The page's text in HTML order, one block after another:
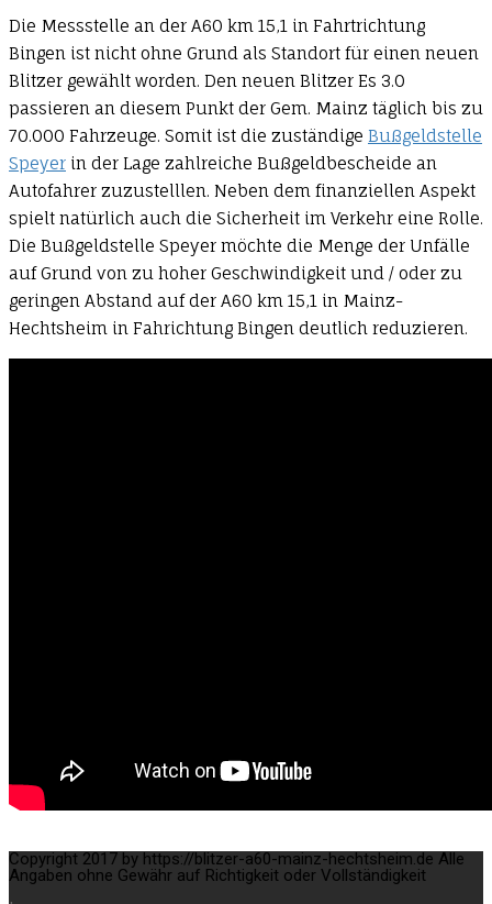
Die Messstelle an der A60 km 15,1 in Fahrtrichtung
Bingen ist nicht ohne Grund als Standort für einen neuen
Blitzer gewählt worden. Den neuen Blitzer Es 3.0
passieren an diesem Punkt der Gem. Mainz täglich bis zu
70.000 Fahrzeuge. Somit ist die zuständige Bußgeldstelle
Speyer in der Lage zahlreiche Bußgeldbescheide an
Autofahrer zuzustelllen. Neben dem finanziellen Aspekt
spielt natürlich auch die Sicherheit im Verkehr eine Rolle.
Die Bußgeldstelle Speyer möchte die Menge der Unfälle
auf Grund von zu hoher Geschwindigkeit und / oder zu
geringen Abstand auf der A60 km 15,1 in Mainz-
Hechtsheim in Fahrichtung Bingen deutlich reduzieren.
Copyright 2017 by https://blitzer-a60-mainz-hechtsheim.de Alle
Angaben ohne Gewähr auf Richtigkeit oder Vollständigkeit